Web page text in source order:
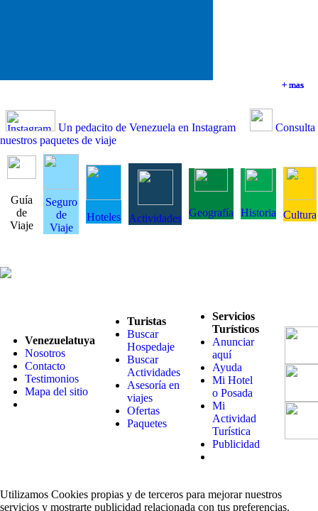
+ mas
+ mas
+ mas
+ mas
Un pedacito de Venezuela en Instagram
Consulta
nuestros paquetes de viaje
Guía
de
Viaje
Seguro
de
Viaje
Hoteles Actividades Geografía Historia Cultura
Venezuelatuya
Nosotros
Contacto
Testimonios
Mapa del sitio
Turistas
Buscar
Hospedaje
Buscar
Actividades
Asesoría en
viajes
Ofertas
Paquetes
Servicios
Turísticos
Anunciar
aquí
Ayuda
Mi Hotel
o Posada
Mi
Actividad
Turística
Publicidad
Utilizamos Cookies propias y de terceros para mejorar nuestros
servicios y mostrarte publicidad relacionada con tus preferencias.